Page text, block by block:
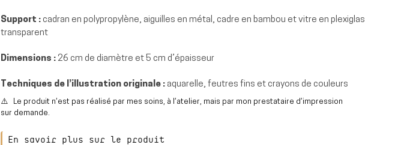
Support : cadran en polypropylène, aiguilles en métal, cadre en bambou et vitre en plexiglas
transparent
Dimensions : 26 cm de diamètre et 5 cm d’épaisseur
Techniques de l’illustration originale : aquarelle, feutres fins et crayons de couleurs
⚠️ Le produit n’est pas réalisé par mes soins, à l’atelier, mais par mon prestataire d’impression
sur demande.
En savoir plus sur le produit